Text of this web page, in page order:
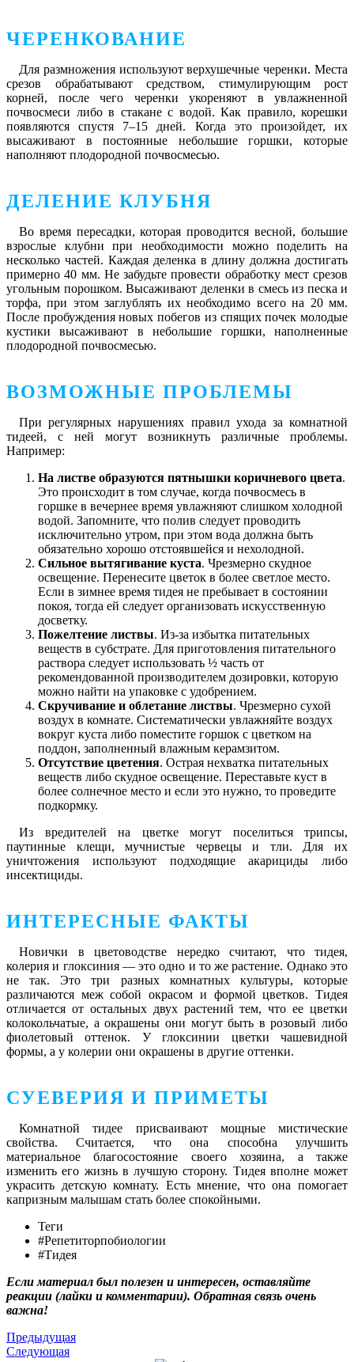
ЧЕРЕНКОВАНИЕ
Для размножения используют верхушечные черенки. Места
срезов обрабатывают средством, стимулирующим рост
корней, после чего черенки укореняют в увлажненной
почвосмеси либо в стакане с водой. Как правило, корешки
появляются спустя 7–15 дней. Когда это произойдет, их
высаживают в постоянные небольшие горшки, которые
наполняют плодородной почвосмесью.
ДЕЛЕНИЕ КЛУБНЯ
Во время пересадки, которая проводится весной, большие
взрослые клубни при необходимости можно поделить на
несколько частей. Каждая деленка в длину должна достигать
примерно 40 мм. Не забудьте провести обработку мест срезов
угольным порошком. Высаживают деленки в смесь из песка и
торфа, при этом заглублять их необходимо всего на 20 мм.
После пробуждения новых побегов из спящих почек молодые
кустики высаживают в небольшие горшки, наполненные
плодородной почвосмесью.
ВОЗМОЖНЫЕ ПРОБЛЕМЫ
При регулярных нарушениях правил ухода за комнатной
тидеей, с ней могут возникнуть различные проблемы.
Например:
На листве образуются пятнышки коричневого цвета.
Это происходит в том случае, когда почвосмесь в
горшке в вечернее время увлажняют слишком холодной
водой. Запомните, что полив следует проводить
исключительно утром, при этом вода должна быть
обязательно хорошо отстоявшейся и нехолодной.
Сильное вытягивание куста. Чрезмерно скудное
освещение. Перенесите цветок в более светлое место.
Если в зимнее время тидея не пребывает в состоянии
покоя, тогда ей следует организовать искусственную
досветку.
Пожелтение листвы. Из-за избытка питательных
веществ в субстрате. Для приготовления питательного
раствора следует использовать ½ часть от
рекомендованной производителем дозировки, которую
можно найти на упаковке с удобрением.
Скручивание и облетание листвы. Чрезмерно сухой
воздух в комнате. Систематически увлажняйте воздух
вокруг куста либо поместите горшок с цветком на
поддон, заполненный влажным керамзитом.
Отсутствие цветения. Острая нехватка питательных
веществ либо скудное освещение. Переставьте куст в
более солнечное место и если это нужно, то проведите
подкормку.
Из вредителей на цветке могут поселиться трипсы,
паутинные клещи, мучнистые червецы и тли. Для их
уничтожения используют подходящие акарициды либо
инсектициды.
ИНТЕРЕСНЫЕ ФАКТЫ
Новички в цветоводстве нередко считают, что тидея,
колерия и глоксиния ― это одно и то же растение. Однако это
не так. Это три разных комнатных культуры, которые
различаются меж собой окрасом и формой цветков. Тидея
отличается от остальных двух растений тем, что ее цветки
колокольчатые, а окрашены они могут быть в розовый либо
фиолетовый оттенок. У глоксинии цветки чашевидной
формы, а у колерии они окрашены в другие оттенки.
СУЕВЕРИЯ И ПРИМЕТЫ
Комнатной тидее присваивают мощные мистические
свойства. Считается, что она способна улучшить
материальное благосостояние своего хозяина, а также
изменить его жизнь в лучшую сторону. Тидея вполне может
украсить детскую комнату. Есть мнение, что она помогает
капризным малышам стать более спокойными.
Теги
#Репетиторпобиологии
#Тидея
Если материал был полезен и интересен, оставляйте
реакции (лайки и комментарии). Обратная связь очень
важна!
Предыдущая
Следующая